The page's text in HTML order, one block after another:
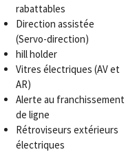
rabattables
Direction assistée
(Servo-direction)
hill holder
Vitres électriques (AV et
AR)
Alerte au franchissement
de ligne
Rétroviseurs extérieurs
électriques